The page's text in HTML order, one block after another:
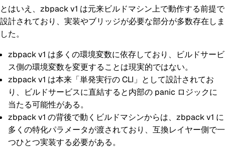
とはいえ、zbpack v1 は元来ビルドマシン上で動作する前提で
設計されており、実装やブリッジが必要な部分が多数存在しま
した。
zbpack v1 は多くの環境変数に依存しており、ビルドサービ
ス側の環境変数を変更することは現実的ではない。
zbpack v1 は本来「単発実行の CLI」として設計されてお
り、ビルドサービスに直結すると内部の panic ロジックに
当たる可能性がある。
zbpack v1 の背後で動くビルドマシンからは、zbpack v1 に
多くの特化パラメータが渡されており、互換レイヤー側で一
つひとつ実装する必要がある。